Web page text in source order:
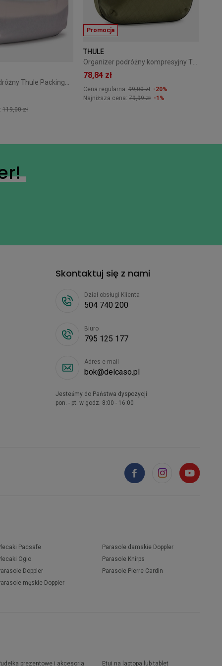
119,00 zł
Promocja
THULE
78,84 zł
Cena regularna: 99,00 zł -20%
Najniższa cena: 79,99 zł -1%
Skontaktuj się z nami
Dział obsługi Klienta
504 740 200
Biuro
795 125 177
Adres e-mail
bok@delcaso.pl
Jesteśmy do Państwa dyspozycji
pon. - pt. w godz. 8:00 - 16:00
Pacsafe
Ogio
Doppler
męskie Doppler
Parasole damskie Doppler
Parasole Knirps
Parasole Pierre Cardin
prezentowe i akcesoria Etui na laptopa lub tablet